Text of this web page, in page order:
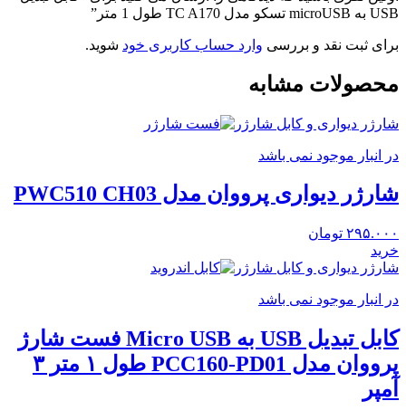
USB به microUSB تسکو مدل TC A170 طول 1 متر”
برای ثبت نقد و بررسی وارد حساب کاربری خود شوید.
محصولات مشابه
شارژر دیواری و کابل شارژر
در انبار موجود نمی باشد
شارژر دیواری پرووان مدل PWC510 CH03
۲۹۵.۰۰۰ تومان
خرید
شارژر دیواری و کابل شارژر
در انبار موجود نمی باشد
کابل تبدیل USB به Micro USB فست شارژ
پرووان مدل PCC160-PD01 طول ۱ متر ۳
آمپر